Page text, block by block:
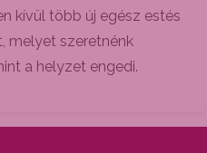
kívül több új egész estés
melyet szeretnénk
a helyzet engedi.